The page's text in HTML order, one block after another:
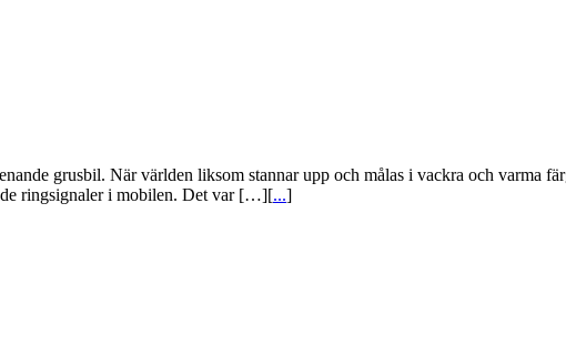
grusbil. När världen liksom stannar upp och målas i vackra och varma
ringsignaler i mobilen. Det var […][...]